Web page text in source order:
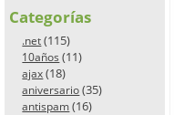
Categorías
.net (115)
10años (11)
ajax (18)
aniversario (35)
antispam (16)